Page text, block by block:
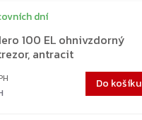
100 EL ohnivzdorný
antracit
dní
Do košíku